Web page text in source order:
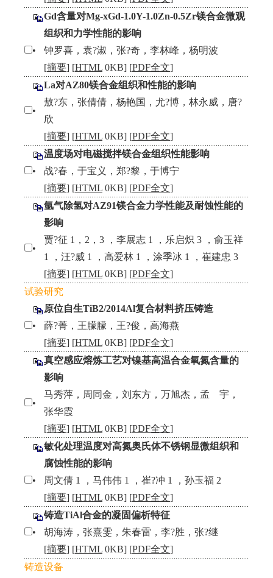
Gd含量对Mg-xGd-1.0Y-1.0Zn-0.5Zr镁合金微观
组织和力学性能的影响
•
钟罗喜，袁?淑，张?奇，李林峰，杨明波
[摘要] [HTML 0KB] [PDF全文]
La对AZ80镁合金组织和性能的影响
•
敖?东，张倩倩，杨艳国，尤?博，林永威，唐?
欣
[摘要] [HTML 0KB] [PDF全文]
温度场对电磁搅拌镁合金组织性能影响
•
战?春，于宝义，郑?黎，于博宁
[摘要] [HTML 0KB] [PDF全文]
氩气除氢对AZ91镁合金力学性能及耐蚀性能的
影响
•
贾?征 1，2，3 ，李展志 1 ，乐启炽 3 ，俞玉祥
1 ，汪?威 1 ，高爱林 1 ，涂季冰 1 ，崔建忠 3
[摘要] [HTML 0KB] [PDF全文]
试验研究
原位自生TiB2/2014Al复合材料挤压铸造
•
薛?菁，王朦朦，王?俊，高海燕
[摘要] [HTML 0KB] [PDF全文]
真空感应熔炼工艺对镍基高温合金氧氮含量的
影响
•
马秀萍，周同金，刘东方，万旭杰，孟 宇，
张华霞
[摘要] [HTML 0KB] [PDF全文]
敏化处理温度对高氮奥氏体不锈钢显微组织和
腐蚀性能的影响
•
周文倩 1 ，马伟伟 1 ，崔?冲 1 ，孙玉福 2
[摘要] [HTML 0KB] [PDF全文]
铸造TiAl合金的凝固偏析特征
•
胡海涛，张熹雯，朱春雷，李?胜，张?继
[摘要] [HTML 0KB] [PDF全文]
铸造设备